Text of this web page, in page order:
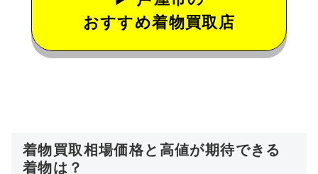
おすすめ着物買取店
着物買取相場価格と高値が期待できる
着物は？